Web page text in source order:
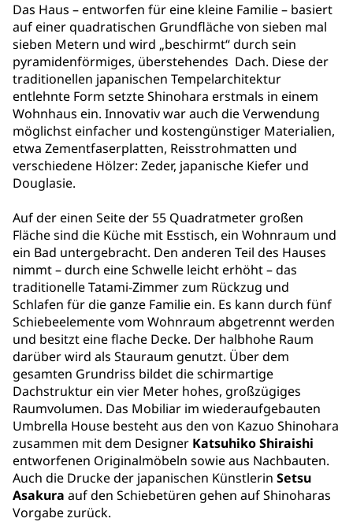
Das Haus – entworfen für eine kleine Familie – basiert
auf einer quadratischen Grundfläche von sieben mal
sieben Metern und wird „beschirmt“ durch sein
pyramidenförmiges, überstehendes Dach. Diese der
traditionellen japanischen Tempelarchitektur
entlehnte Form setzte Shinohara erstmals in einem
Wohnhaus ein. Innovativ war auch die Verwendung
möglichst einfacher und kostengünstiger Materialien,
etwa Zementfaserplatten, Reisstrohmatten und
verschiedene Hölzer: Zeder, japanische Kiefer und
Douglasie.
Auf der einen Seite der 55 Quadratmeter großen
Fläche sind die Küche mit Esstisch, ein Wohnraum und
ein Bad untergebracht. Den anderen Teil des Hauses
nimmt – durch eine Schwelle leicht erhöht – das
traditionelle Tatami-Zimmer zum Rückzug und
Schlafen für die ganze Familie ein. Es kann durch fünf
Schiebeelemente vom Wohnraum abgetrennt werden
und besitzt eine flache Decke. Der halbhohe Raum
darüber wird als Stauraum genutzt. Über dem
gesamten Grundriss bildet die schirmartige
Dachstruktur ein vier Meter hohes, großzügiges
Raumvolumen. Das Mobiliar im wiederaufgebauten
Umbrella House besteht aus den von Kazuo Shinohara
zusammen mit dem Designer Katsuhiko Shiraishi
entworfenen Originalmöbeln sowie aus Nachbauten.
Auch die Drucke der japanischen Künstlerin Setsu
Asakura auf den Schiebetüren gehen auf Shinoharas
Vorgabe zurück.